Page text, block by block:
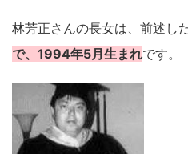
林芳正さんの長女は、前述し
で、1994年5月生まれです。